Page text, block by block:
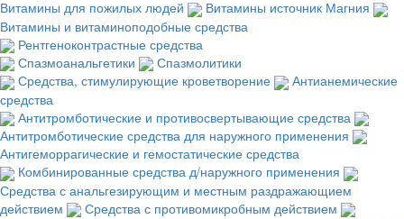
Витамины для пожилых людей
Витамины источник Магния
Витамины и витаминоподобные средства
Рентгеноконтрастные средства
Спазмоанальгетики
Спазмолитики
Средства, стимулирующие кроветворение
Антианемические
средства
Антитромботические и противосвертывающие средства
Антитромботические средства для наружного применения
Антигеморрагические и гемостатические средства
Комбинированные средства д/наружного применения
Средства с анальгезирующим и местным раздражающием
действием
Средства с противомикробным действием